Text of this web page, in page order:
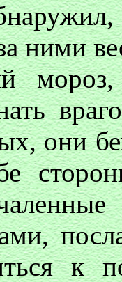
ними
они
к